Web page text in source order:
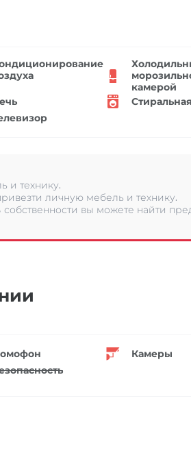
камерой
и технику.
личную мебель и технику.
вы можете найти
Камеры